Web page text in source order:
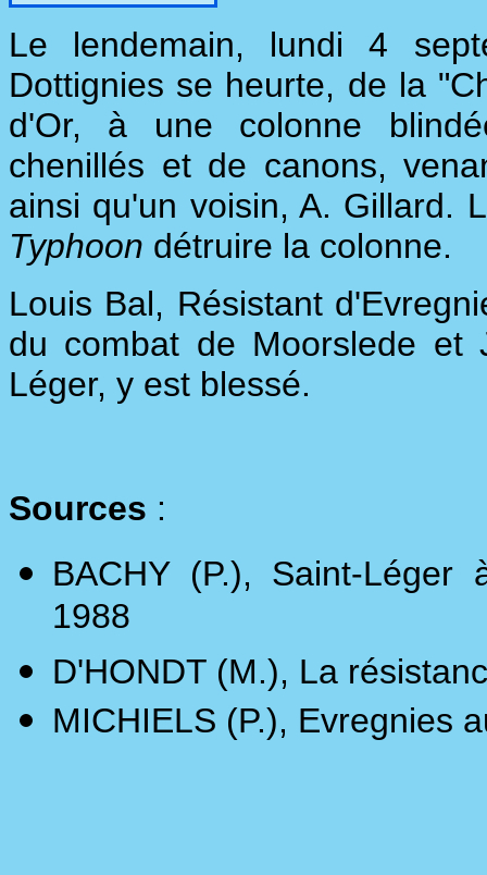
Le lendemain, lundi 4
Dottignies se heurte, de la
d'Or, à une colonne
chenillés et de canons,
ainsi qu'un voisin, A. Gillard.
Typhoon détruire la colonne.
Louis Bal, Résistant
du combat de Moorslede et
Léger, y est blessé.
Sources :
BACHY (P.), Saint-Léger
1988
D'HONDT (M.), La
MICHIELS (P.), Evregnies